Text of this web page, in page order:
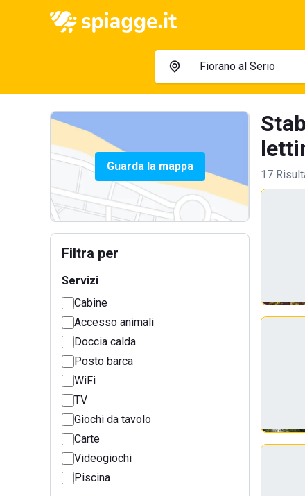
Guarda la mappa
Filtra per
Servizi
Cabine
Accesso animali
Doccia calda
Posto barca
WiFi
TV
Giochi da tavolo
Carte
Videogiochi
Piscina
17